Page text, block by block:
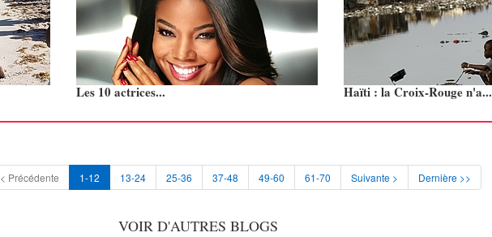
Les 10 actrices... Haïti : la Croix-Rouge n'a...
< Précédente 1-12 13-24 25-36 37-48 49-60 61-70 Suivante > Dernière >>
VOIR D'AUTRES BLOGS